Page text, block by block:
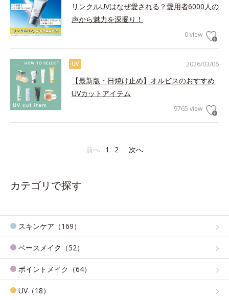
リンクルUVはなぜ愛される？愛用者6000人の
声から魅力を深掘り！
0 view
2026/03/06
UV
【最新版・日焼け止め】オルビスのおすすめ
UVカットアイテム
9765 view
前へ 1 2 次へ
カテゴリで探す
スキンケア（169）
ベースメイク（52）
ポイントメイク（64）
UV（18）